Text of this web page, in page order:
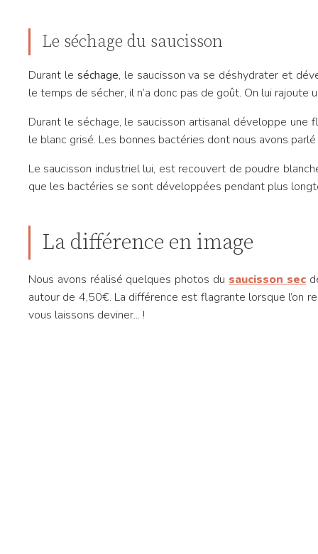
Le séchage du saucisson
Durant le séchage, le saucisson va se déshydrater et
le temps de sécher, il n’a donc pas de goût. On lui
Durant le séchage, le saucisson artisanal développe
le blanc grisé. Les bonnes bactéries dont nous avons
Le saucisson industriel lui, est recouvert de poudre
que les bactéries se sont développées pendant plus
La différence en image
Nous avons réalisé quelques photos du saucisson sec
autour de 4,50€. La différence est flagrante lorsque l’on
vous laissons deviner... !